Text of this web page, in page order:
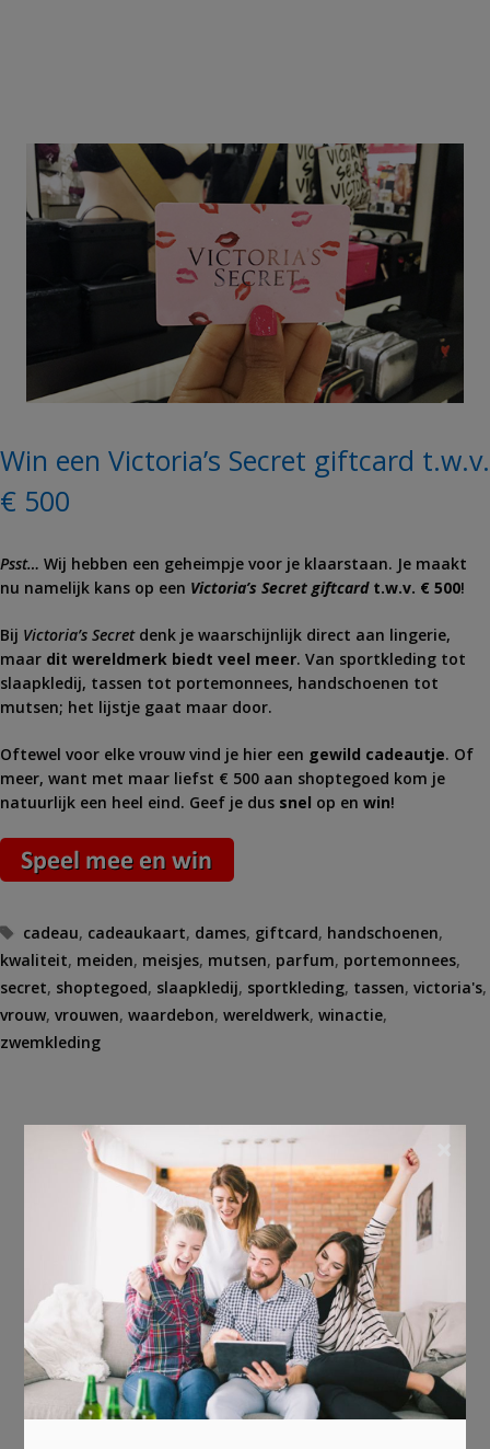
Win een Victoria’s Secret giftcard t.w.v.
€ 500
Psst… Wij hebben een geheimpje voor je klaarstaan. Je maakt
nu namelijk kans op een Victoria’s Secret giftcardt.w.v. € 500!
Bij Victoria’s Secretdenk je waarschijnlijk direct aan lingerie,
maar dit wereldmerk biedt veel meer. Van sportkleding tot
slaapkledij, tassen tot portemonnees, handschoenen tot
mutsen; het lijstje gaat maar door.
Oftewel voor elke vrouw vind je hier een gewild cadeautje. Of
meer, want met maar liefst € 500 aan shoptegoed kom je
natuurlijk een heel eind. Geef je dus snel op en win!
Tags
cadeau, cadeaukaart, dames, giftcard, handschoenen,
kwaliteit, meiden, meisjes, mutsen, parfum, portemonnees,
secret, shoptegoed, slaapkledij, sportkleding, tassen, victoria's,
vrouw, vrouwen, waardebon, wereldwerk, winactie,
zwemkleding